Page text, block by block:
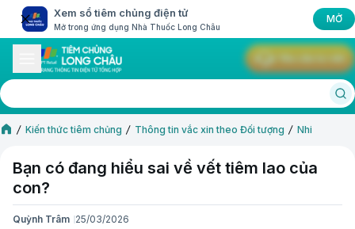
Xem sổ tiêm chủng điện tử
Mở trong ứng dụng Nhà Thuốc Long Châu
MỞ
Kiến thức tiêm chủng Thông tin vắc xin theo Đối tượng Nhi
Bạn có đang hiểu sai về vết tiêm lao của
con?
Quỳnh Trâm 25/03/2026